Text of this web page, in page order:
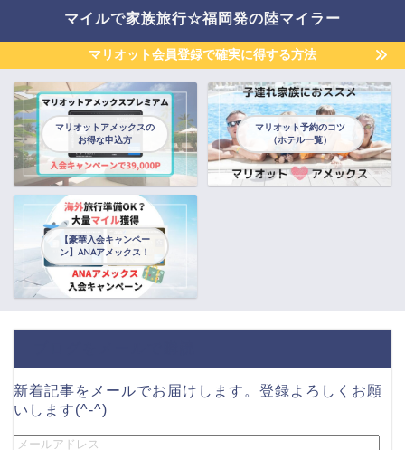
マイルで家族旅行☆福岡発の陸マイラー
マリオット会員登録で確実に得する方法
マリオットアメックスの
お得な申込方
マリオット予約のコツ
（ホテル一覧）
【豪華入会キャンペー
ン】ANAアメックス！
新着記事をメールでお届けします。登録よろしくお願
いします(^-^)